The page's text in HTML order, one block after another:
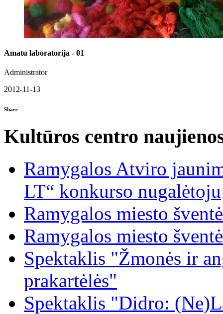
Amatu laboratorija - 01
Administrator
2012-11-13
Share
Kultūros centro
Ramygalos Atviro
LT“ konkurso nugalėtoju
Ramygalos miesto šventė
Ramygalos miesto šventė
Spektaklis "Žmonės ir
prakartėlės"
Spektaklis "Didro: